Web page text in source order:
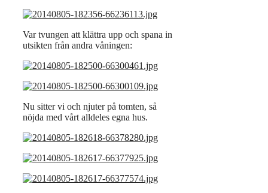
Var tvungen att klättra upp och spana in
utsikten från andra våningen:
Nu sitter vi och njuter på tomten, så
nöjda med vårt alldeles egna hus.